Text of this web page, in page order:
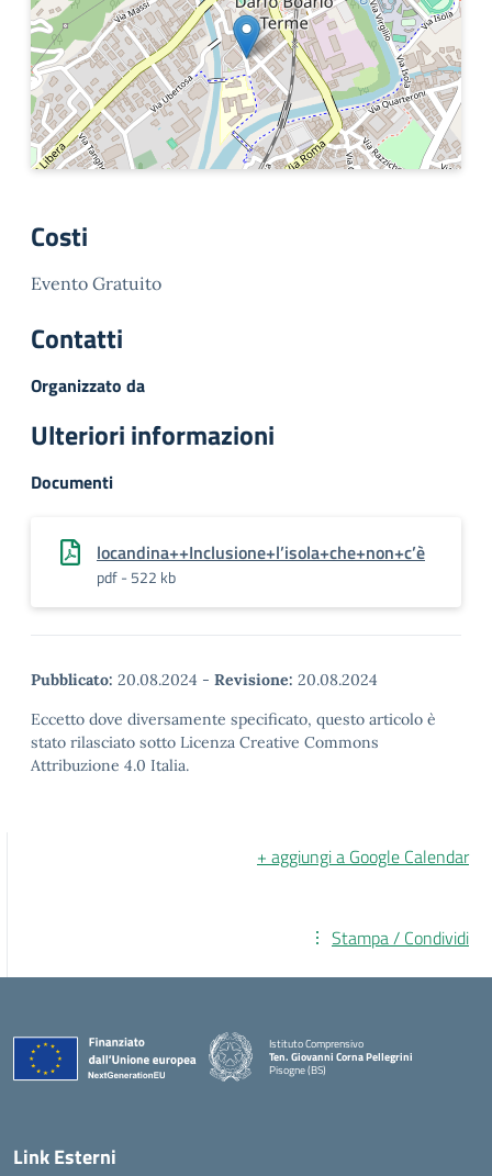
Costi
Evento Gratuito
Contatti
Organizzato da
Ulteriori informazioni
Documenti
locandina++Inclusione+l’isola+che+non+c’è
pdf - 522 kb
Pubblicato: 20.08.2024 - Revisione: 20.08.2024
Eccetto dove diversamente specificato, questo articolo è
stato rilasciato sotto Licenza Creative Commons
Attribuzione 4.0 Italia.
+ aggiungi a Google Calendar
Stampa / Condividi
Istituto Comprensivo
Ten. Giovanni Corna Pellegrini
Pisogne (BS)
— Visita la pagina iniziale della scuola
Link Esterni